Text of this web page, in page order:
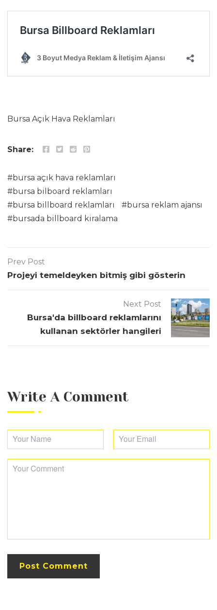
Bursa Açık Hava Reklamları
Share:
bursa açık hava reklamları
bursa bilboard reklamları
bursa billboard reklamları
bursa reklam ajansı
bursada billboard kiralama
Prev Post
Projeyi temeldeyken bitmiş gibi gösterin
Next Post
Bursa'da billboard reklamlarını
kullanan sektörler hangileri
Write A Comment